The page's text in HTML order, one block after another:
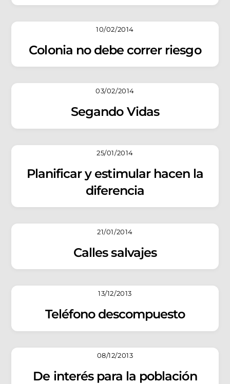
10/02/2014
Colonia no debe correr riesgo
03/02/2014
Segando Vidas
25/01/2014
Planificar y estimular hacen la
diferencia
21/01/2014
Calles salvajes
13/12/2013
Teléfono descompuesto
08/12/2013
De interés para la población